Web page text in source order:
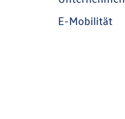
E-Mobilität